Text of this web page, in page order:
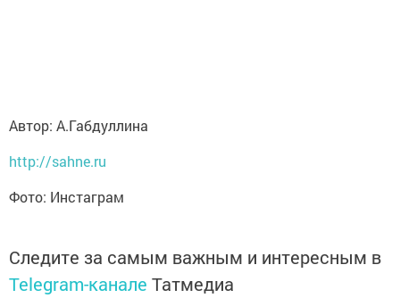
Автор: А.Габдуллина
http://sahne.ru
Фото: Инстаграм
Следите за самым важным и интересным в
Telegram-канале Татмедиа